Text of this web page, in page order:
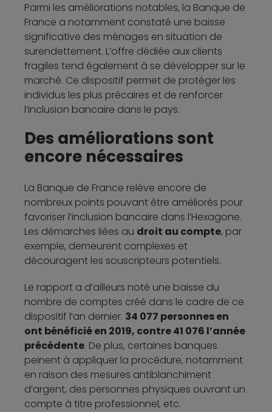
Parmi les améliorations notables, la Banque de
France a notamment constaté une baisse
significative des ménages en situation de
surendettement. L’offre dédiée aux clients
fragiles tend également à se développer sur le
marché. Ce dispositif permet de protéger les
individus les plus précaires et de renforcer
l’inclusion bancaire dans le pays.
Des améliorations sont
encore nécessaires
La Banque de France relève encore de
nombreux points pouvant être améliorés pour
favoriser l’inclusion bancaire dans l’Hexagone.
Les démarches liées au droit au compte, par
exemple, demeurent complexes et
découragent les souscripteurs potentiels.
Le rapport a d’ailleurs noté une baisse du
nombre de comptes créé dans le cadre de ce
dispositif l’an dernier. 34 077 personnes en
ont bénéficié en 2019, contre 41 076 l’année
précédente. De plus, certaines banques
peinent à appliquer la procédure, notamment
en raison des mesures antiblanchiment
d’argent, des personnes physiques ouvrant un
compte à titre professionnel, etc.